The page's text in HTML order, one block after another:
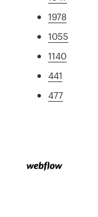
1978
1055
1140
441
477